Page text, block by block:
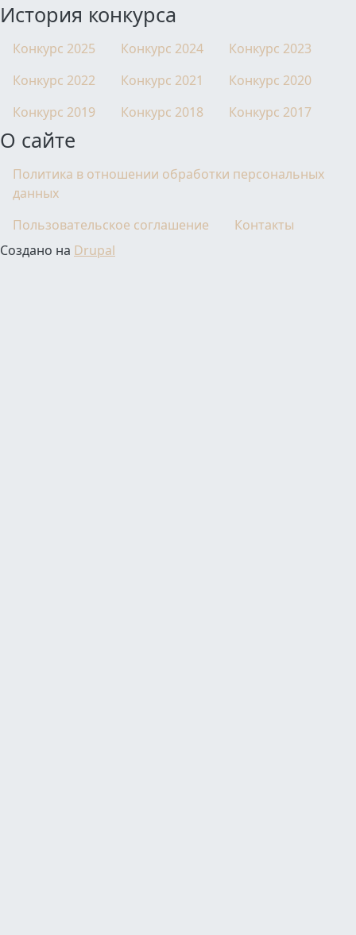
История конкурса
Конкурс 2025 Конкурс 2024
Конкурс 2023
Конкурс 2022
Конкурс 2021
Конкурс 2020
Конкурс 2019
Конкурс 2018 Конкурс 2017
О сайте
Политика в отношении обработки персональных
данных
Пользовательское соглашение
Контакты
Создано на Drupal